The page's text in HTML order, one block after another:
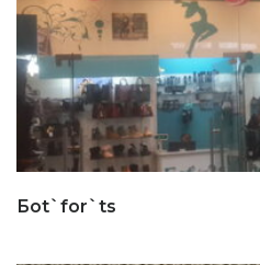
Бot`for`ts